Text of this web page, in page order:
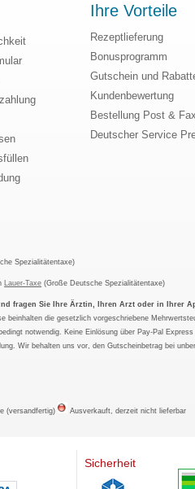
Ihre Vorteile
Rezeptlieferung
Bonusprogramm
Gutschein und
Kundenbewertung
Bestellung Post & Fax
Deutscher Service
Spezialitätentaxe)
Lauer-Taxe (Große Deutsche Spezialitätentaxe)
fragen Sie Ihre Ärztin, Ihren Arzt oder in Ihrer
beinhalten die gesetzlich vorgeschriebene
notwendig. Keine Einlösung über Pay-Pal
Wir behalten uns vor, den Gutscheinbetrag bei
(versandfertig) Ausverkauft, derzeit nicht lieferbar
Sicherheit